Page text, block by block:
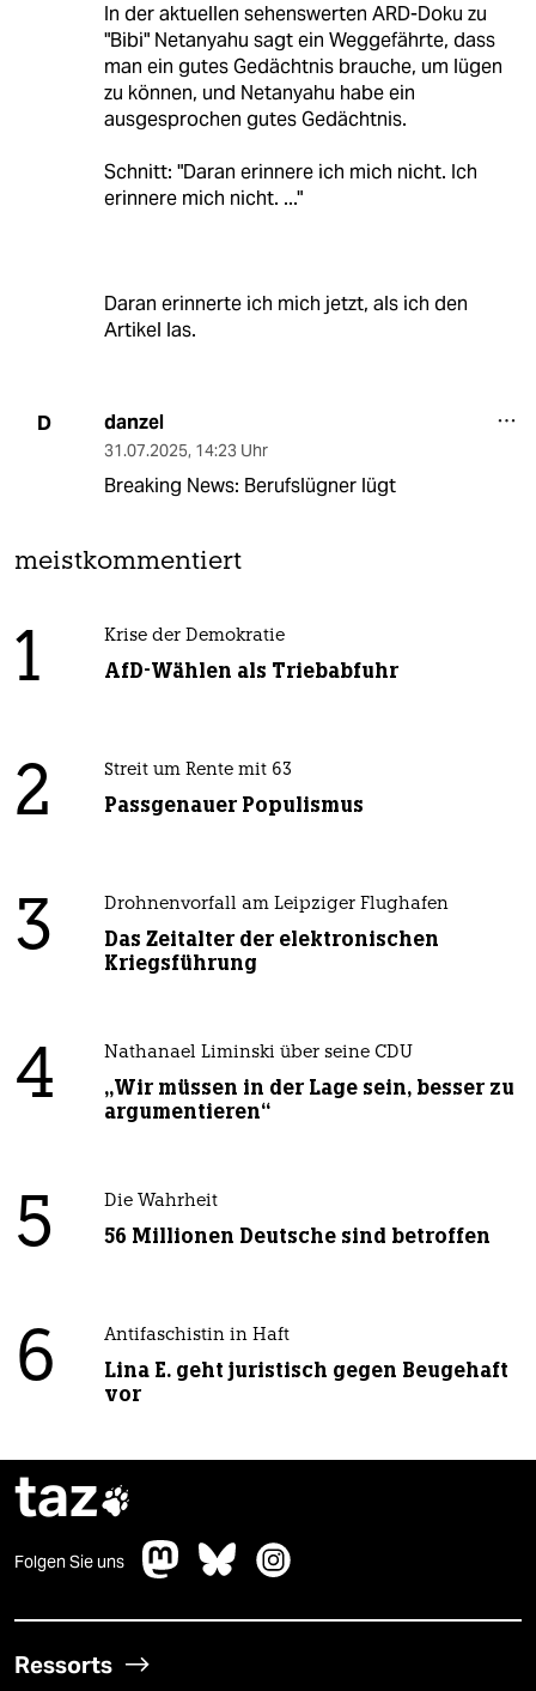
In der aktuellen sehenswerten ARD-Doku zu
"Bibi" Netanyahu sagt ein Weggefährte, dass
man ein gutes Gedächtnis brauche, um lügen
zu können, und Netanyahu habe ein
ausgesprochen gutes Gedächtnis.
Schnitt: "Daran erinnere ich mich nicht. Ich
erinnere mich nicht. ..."
Daran erinnerte ich mich jetzt, als ich den
Artikel las.
D danzel
31.07.2025, 14:23 Uhr
Breaking News: Berufslügner lügt
meistkommentiert
1 Krise der Demokratie
AfD-Wählen als Triebabfuhr
2 Streit um Rente mit 63
Passgenauer Populismus
3 Drohnenvorfall am Leipziger Flughafen
Das Zeitalter der elektronischen
Kriegsführung
4 Nathanael Liminski über seine CDU
„Wir müssen in der Lage sein, besser zu
argumentieren“
5 Die Wahrheit
56 Millionen Deutsche sind betroffen
6 Antifaschistin in Haft
Lina E. geht juristisch gegen Beugehaft
vor
taz
Folgen Sie uns
Ressorts